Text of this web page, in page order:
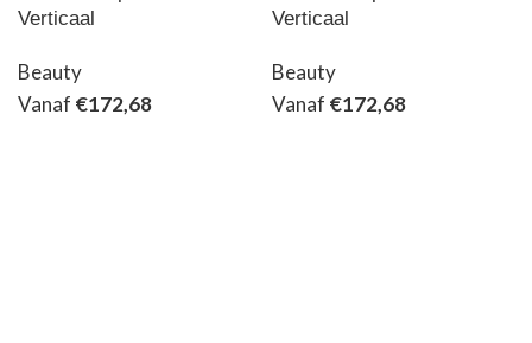
Verticaal
Beauty
Vanaf €172,68
Verticaal
Beauty
Vanaf €172,68